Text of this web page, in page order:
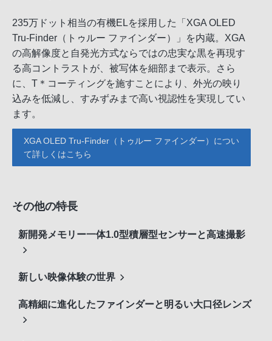
235万ドット相当の有機ELを採用した「XGA OLED
Tru-Finder（トゥルー ファインダー）」を内蔵。XGA
の高解像度と自発光方式ならではの忠実な黒を再現す
る高コントラストが、被写体を細部まで表示。さら
に、T＊コーティングを施すことにより、外光の映り
込みを低減し、すみずみまで高い視認性を実現してい
ます。
XGA OLED Tru-Finder（トゥルー ファインダー）につい
て詳しくはこちら
その他の特長
新開発メモリー一体1.0型積層型センサーと高速撮影
新しい映像体験の世界
高精細に進化したファインダーと明るい大口径レンズ